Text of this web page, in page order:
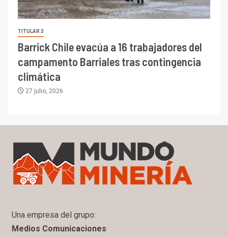
TITULAR 3
Barrick Chile evacúa a 16 trabajadores del
campamento Barriales tras contingencia
climática
27 julio, 2026
Una empresa del grupo:
Medios Comunicaciones